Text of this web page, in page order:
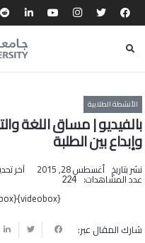
الأنشطة الطلابية
بالفيديو | مساق اللغة
وإبداع بين الطلبة
نشر بتاريخ أغسطس 28, 2015 آخر
عدد المشاهدات: 224
{videobox}eJa540BFv98{/videobox}
شارك المقال عبر: